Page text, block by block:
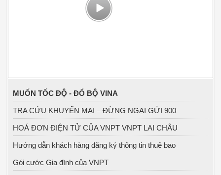
MUỐN TỐC ĐỘ - ĐỔ BỘ VINA
TRA CỨU KHUYẾN MẠI – ĐỪNG NGẠI GỬI 900
HOÁ ĐƠN ĐIỆN TỬ CỦA VNPT VNPT LAI CHÂU
Hướng dẫn khách hàng đăng ký thông tin thuê bao
Gói cước Gia đình của VNPT